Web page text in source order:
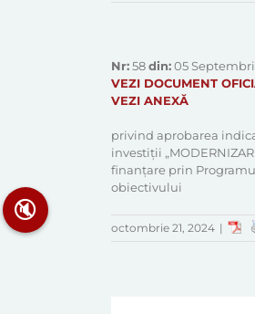
Nr:58din:05
VEZI DOCUMENT
VEZI ANEXĂ
privind aprobarea
investiții
finanțare prin
obiectivului
octombrie 21, 2024 |
🔇